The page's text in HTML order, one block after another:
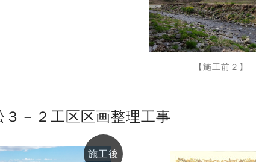
【施工前２】
３－２工区区画整理工事
施工後